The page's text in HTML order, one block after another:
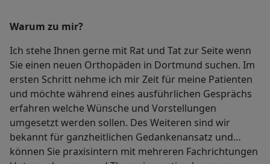
Warum zu mir?
Ich stehe Ihnen gerne mit Rat und Tat zur Seite wenn
Sie einen neuen Orthopäden in Dortmund suchen. Im
ersten Schritt nehme ich mir Zeit für meine Patienten
und möchte während eines ausführlichen Gesprächs
erfahren welche Wünsche und Vorstellungen
umgesetzt werden sollen. Des Weiteren sind wir
bekannt für ganzheitlichen Gedankenansatz und
können Sie praxisintern mit mehreren Fachrichtungen